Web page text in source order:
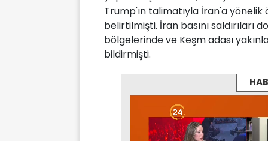
Trump'ın talimatıyla İran'a yönelik
belirtilmişti. İran basını
bölgelerinde ve Keşm adası
bildirmişti.